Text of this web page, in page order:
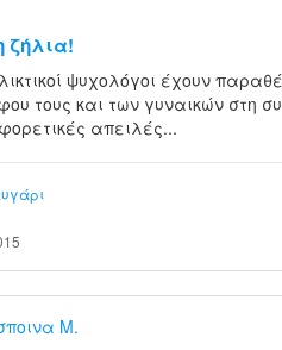
ζήλια!
ψυχολόγοι έχουν
τους και των γυναικών στη
απειλές...
Μ.